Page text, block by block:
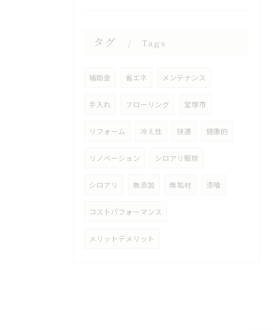
タグ Tags
補助金 省エネ メンテナンス
手入れ フローリング 宝塚市
リフォーム 冷え性 快適 健康的
リノベーション シロアリ駆除
シロアリ 無添加 無垢材 漆喰
コストパフォーマンス
メリットデメリット